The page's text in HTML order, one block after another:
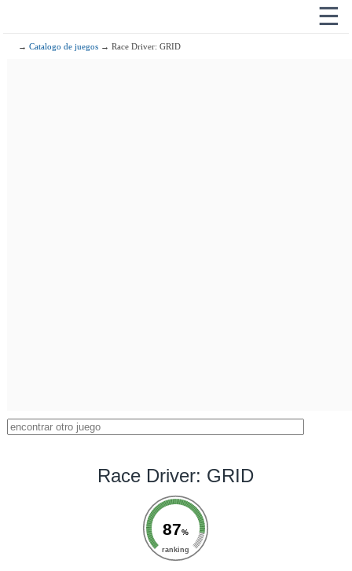
☰
→Catalogo de juegos → Race Driver: GRID
Race Driver: GRID
87%
ranking